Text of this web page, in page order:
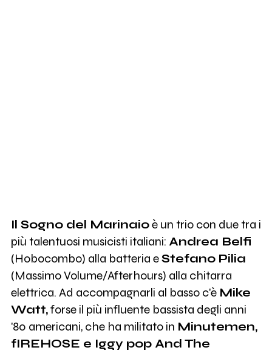
Il Sogno del Marinaioè un trio con due tra i
più talentuosi musicisti italiani: Andrea Belfi
(Hobocombo) alla batteria eStefano Pilia
(Massimo Volume/Afterhours) alla chitarra
elettrica. Ad accompagnarli al basso c'è Mike
Watt,forse il più influente bassista degli anni
'80 americani, che ha militato in Minutemen,
fIREHOSE e Iggy pop And The